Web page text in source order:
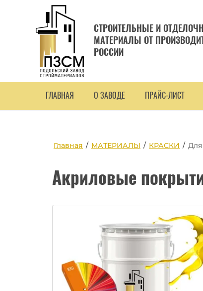
СТРОИТЕЛЬНЫЕ И
МАТЕРИАЛЫ ОТ
РОССИИ
ГЛАВНАЯ О ЗАВОДЕ ПРАЙС-ЛИСТ
Главная / МАТЕРИАЛЫ / КРАСКИ /
Акриловые